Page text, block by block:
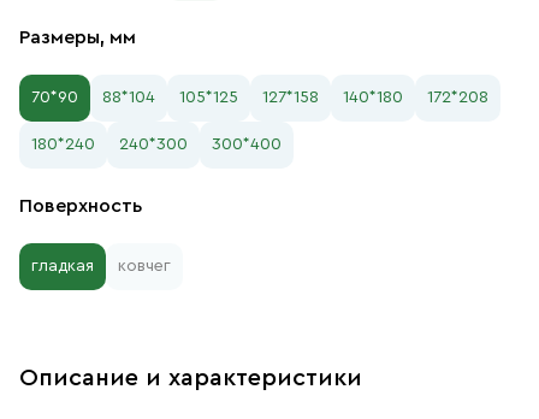
Размеры, мм
70*90 88*104 105*125 127*158 140*180 172*208
180*240 240*300 300*400
Поверхность
гладкая ковчег
Описание и характеристики